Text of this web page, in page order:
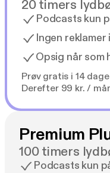
20 timers
Podcasts kun
Ingen
Opsig når som
Prøv gratis i 14 dage
Derefter 99 kr. /
Premium
100 timers
Podcasts kun